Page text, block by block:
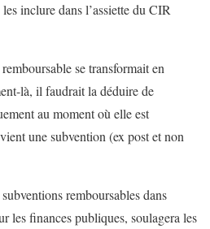
inclure dans l’assiette du CIR
se transformait en
là, il faudrait la déduire de
au moment où elle est
une subvention (ex post et non
remboursables dans
les finances publiques, soulagera les